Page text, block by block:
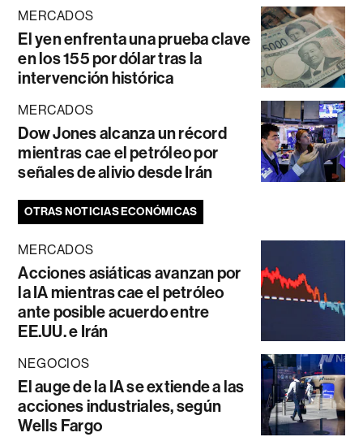
MERCADOS
El yen enfrenta una prueba clave
en los 155 por dólar tras la
intervención histórica
MERCADOS
Dow Jones alcanza un récord
mientras cae el petróleo por
señales de alivio desde Irán
OTRAS NOTICIAS ECONÓMICAS
MERCADOS
Acciones asiáticas avanzan por
la IA mientras cae el petróleo
ante posible acuerdo entre
EE.UU. e Irán
NEGOCIOS
El auge de la IA se extiende a las
acciones industriales, según
Wells Fargo